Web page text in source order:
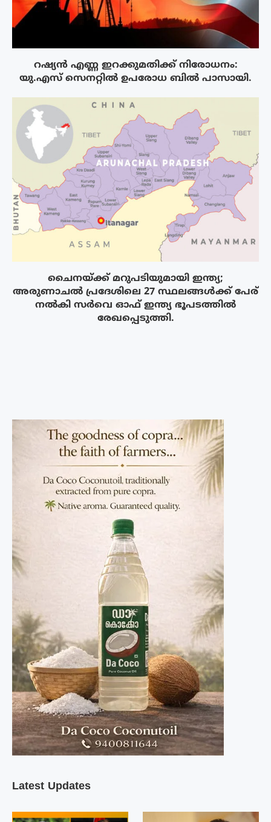
റഷ്യൻ എണ്ണ ഇറക്കുമതിക്ക് നിരോധനം:
യു.എസ് സെനറ്റിൽ ഉപരോധ ബിൽ പാസായി.
ചൈനയ്ക്ക് മറുപടിയുമായി ഇന്ത്യ;
അരുണാചൽ പ്രദേശിലെ 27 സ്ഥലങ്ങൾക്ക് പേര്
നൽകി സർവെ ഓഫ് ഇന്ത്യ ഭൂപടത്തിൽ
രേഖപ്പെടുത്തി.
Latest Updates